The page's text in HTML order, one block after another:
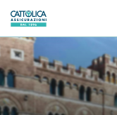
Generali logo